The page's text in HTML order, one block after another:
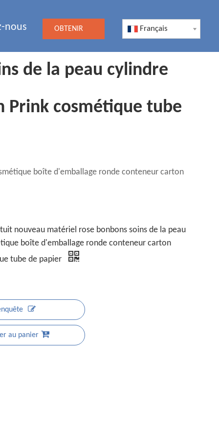
nous OBTENIR Français
de la peau cylindre
Prink cosmétique tube
boîte d'emballage ronde conteneur carton
nouveau matériel rose bonbons soins de la peau
boîte d'emballage ronde conteneur carton
tube de papier
au panier